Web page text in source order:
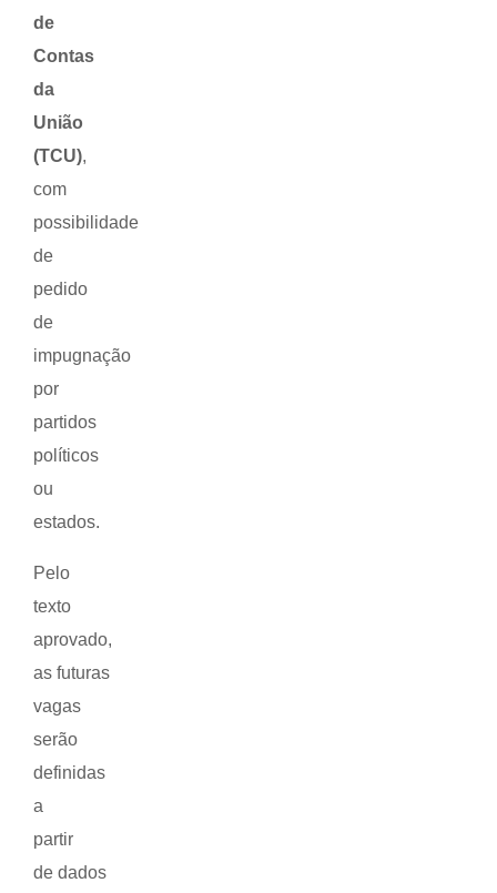
de
Contas
da
União
(TCU),
com
possibilidade
de
pedido
de
impugnação
por
partidos
políticos
ou
estados.
Pelo
texto
aprovado,
as futuras
vagas
serão
definidas
a
partir
de dados